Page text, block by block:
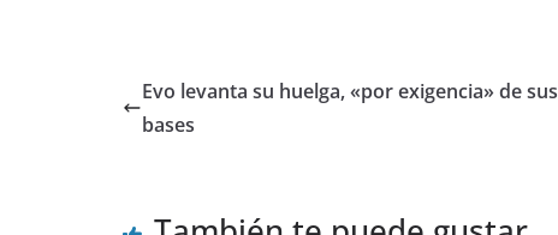
Evo levanta su huelga, «por exigencia» de sus
bases